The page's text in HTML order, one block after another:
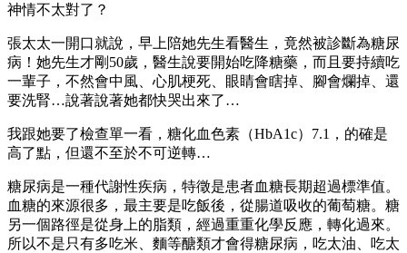
神情不太對了？
張太太一開口就說，早上陪她先生看醫生，竟然被診斷為糖尿
病！她先生才剛50歲，醫生說要開始吃降糖藥，而且要持續吃
一輩子，不然會中風、心肌梗死、眼睛會瞎掉、腳會爛掉、還
要洗腎…說著說著她都快哭出來了…
我跟她要了檢查單一看，糖化血色素（HbA1c）7.1，的確是
高了點，但還不至於不可逆轉…
糖尿病是一種代謝性疾病，特徵是患者血糖長期超過標準值。
血糖的來源很多，最主要是吃飯後，從腸道吸收的葡萄糖。糖
另一個路徑是從身上的脂類，經過重重化學反應，轉化過來。
所以不是只有多吃米、麵等醣類才會得糖尿病，吃太油、吃太